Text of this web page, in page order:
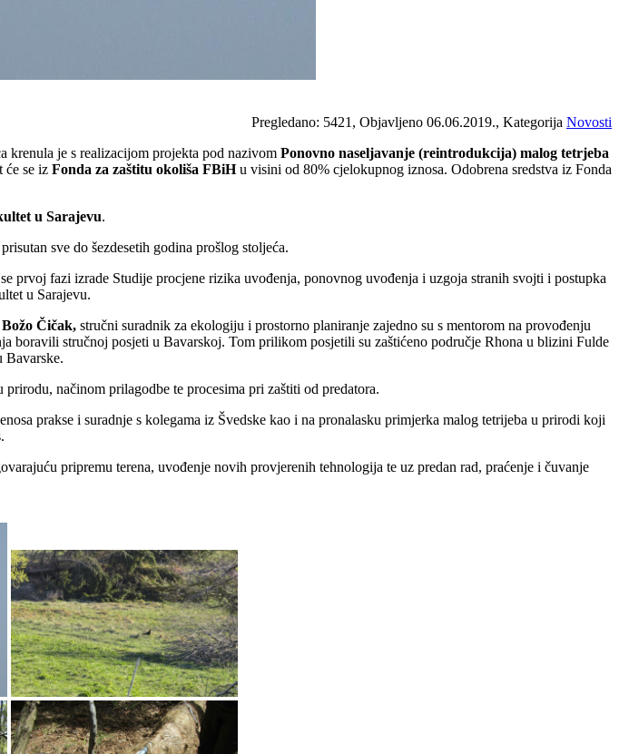
Pregledano: 5421, Objavljeno 06.06.2019., Kategorija Novosti
krenula je s realizacijom projekta pod nazivom Ponovno naseljavanje (reintrodukcija) malog tetrjeba
će se iz Fonda za zaštitu okoliša FBiHu visini od 80% cjelokupnog iznosa. Odobrena sredstva iz Fonda
u Sarajevu.
sve do šezdesetih godina prošlog stoljeća.
prvoj fazi izrade Studije procjene rizika uvođenja, ponovnog uvođenja i uzgoja stranih svojti i postupka
u Sarajevu.
Božo Čičak, stručni suradnik za ekologiju i prostorno planiranje zajedno su s mentorom na provođenju
boravili stručnoj posjeti u Bavarskoj. Tom prilikom posjetili su zaštićeno područje Rhona u blizini Fulde
Bavarske.
načinom prilagodbe te procesima pri zaštiti od predatora.
prakse i suradnje s kolegama iz Švedske kao i na pronalasku primjerka malog tetrijeba u prirodi koji
pripremu terena, uvođenje novih provjerenih tehnologija te uz predan rad, praćenje i čuvanje